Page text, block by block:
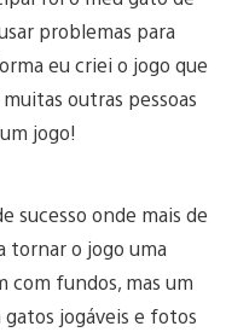
problemas para
eu criei o jogo que
outras pessoas
jogo!
sucesso onde mais de
tornar o jogo uma
com fundos, mas um
jogáveis e fotos